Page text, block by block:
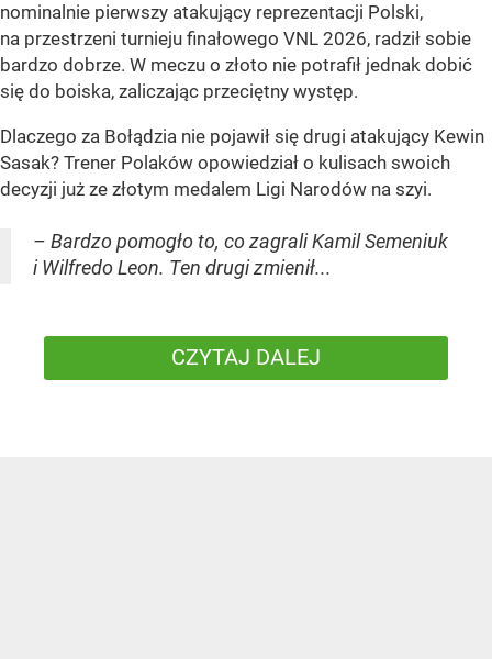
nominalnie pierwszy atakujący reprezentacji Polski,
na przestrzeni turnieju finałowego VNL 2026, radził sobie
bardzo dobrze. W meczu o złoto nie potrafił jednak dobić
się do boiska, zaliczając przeciętny występ.
Dlaczego za Bołądzia nie pojawił się drugi atakujący Kewin
Sasak? Trener Polaków opowiedział o kulisach swoich
decyzji już ze złotym medalem Ligi Narodów na szyi.
– Bardzo pomogło to, co zagrali Kamil Semeniuk
i Wilfredo Leon. Ten drugi zmienił...
CZYTAJ DALEJ